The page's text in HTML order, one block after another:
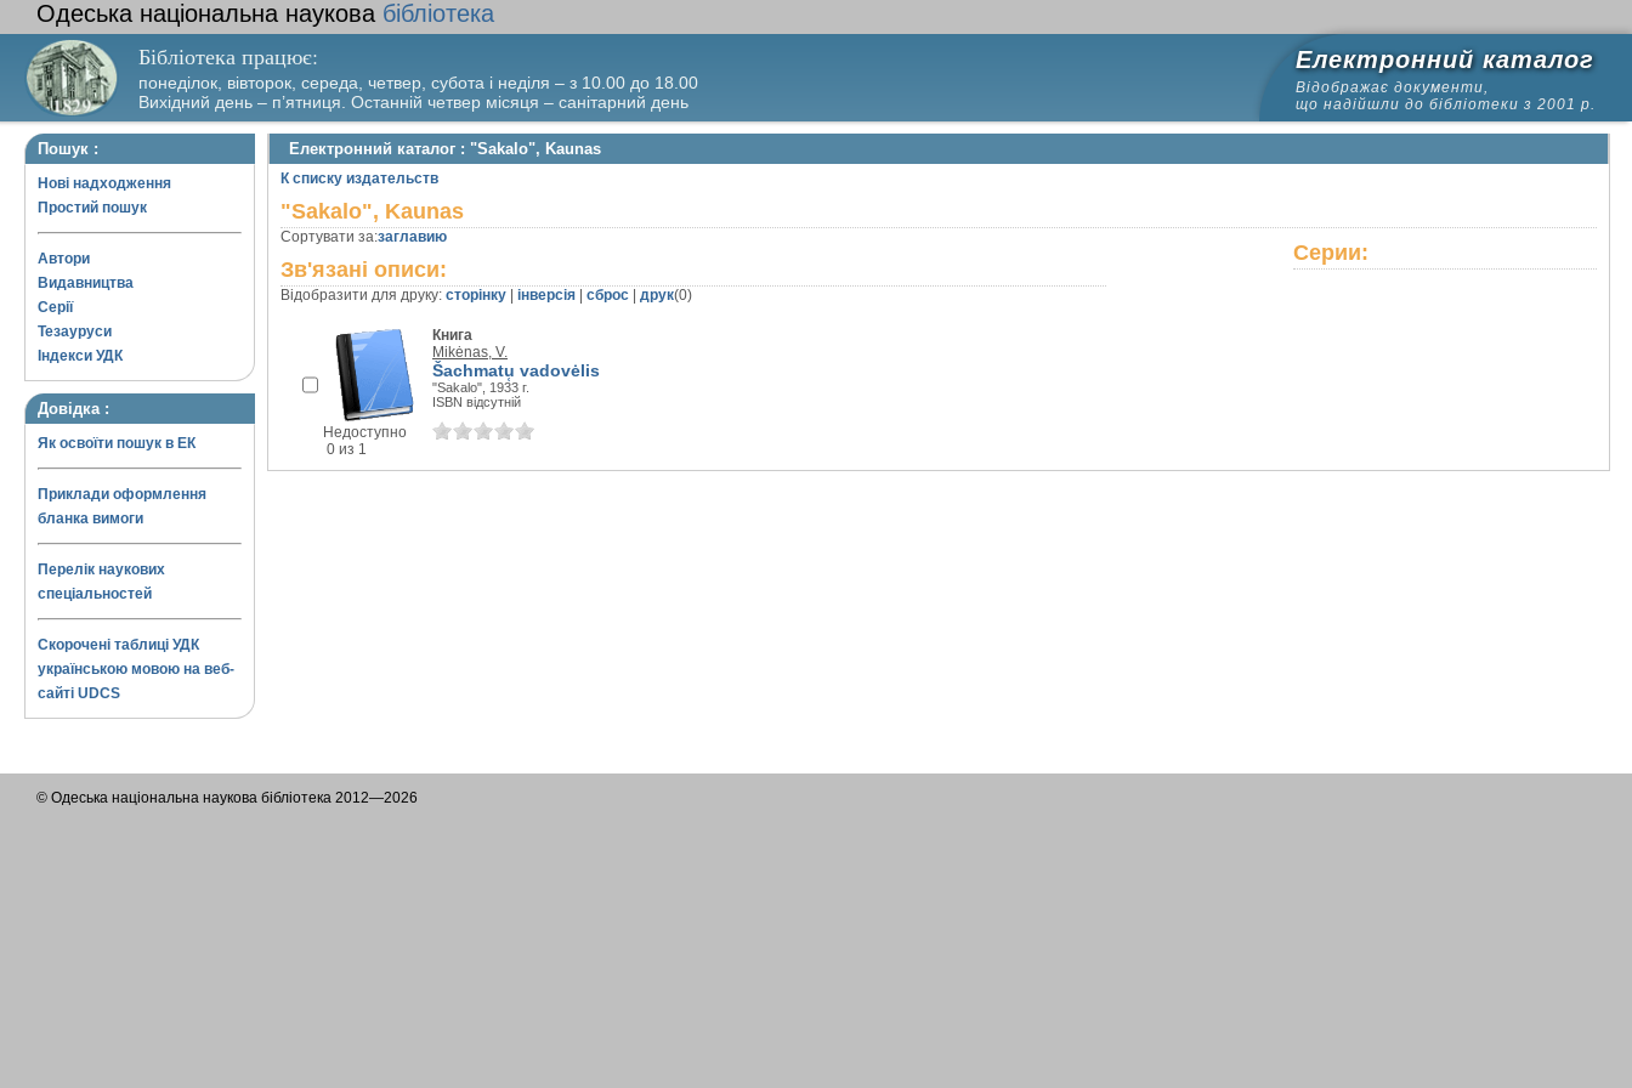
Одеська національна наукова бібліотека
Бібліотека працює:
понеділок, вівторок, середа, четвер, субота і неділя – з 10.00 до 18.00
Вихідний день – п’ятниця. Останній четвер місяця – санітарний день
Електронний каталог
Відображає документи,
що надійшли до бібліотеки з 2001 р.
Пошук :
Нові надходження
Простий пошук
Автори
Видавництва
Серії
Тезауруси
Індекси УДК
Довідка :
Як освоїти пошук в ЕК
Приклади оформлення
бланка вимоги
Перелік наукових
спеціальностей
Скорочені таблиці УДК
українською мовою на веб-
сайті UDCS
Електронний каталог : "Sakalo", Kaunas
К списку издательств
"Sakalo", Kaunas
Сортувати за:заглавию
Зв'язані описи:
Відобразити для друку: сторінку інверсія сброс друк(0)
Недоступно
0 из 1
Книга
Mikėnas, V.
Šachmatu̜ vadovėlis
"Sakalo", 1933 г.
ISBN відсутній
Серии:
© Одеська національна наукова бібліотека 2012—2026